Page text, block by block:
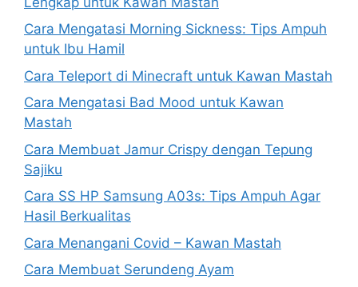
Cara Mengatasi Morning Sickness: Tips Ampuh
untuk Ibu Hamil
Cara Teleport di Minecraft untuk Kawan Mastah
Cara Mengatasi Bad Mood untuk Kawan
Mastah
Cara Membuat Jamur Crispy dengan Tepung
Sajiku
Cara SS HP Samsung A03s: Tips Ampuh Agar
Hasil Berkualitas
Cara Menangani Covid – Kawan Mastah
Cara Membuat Serundeng Ayam